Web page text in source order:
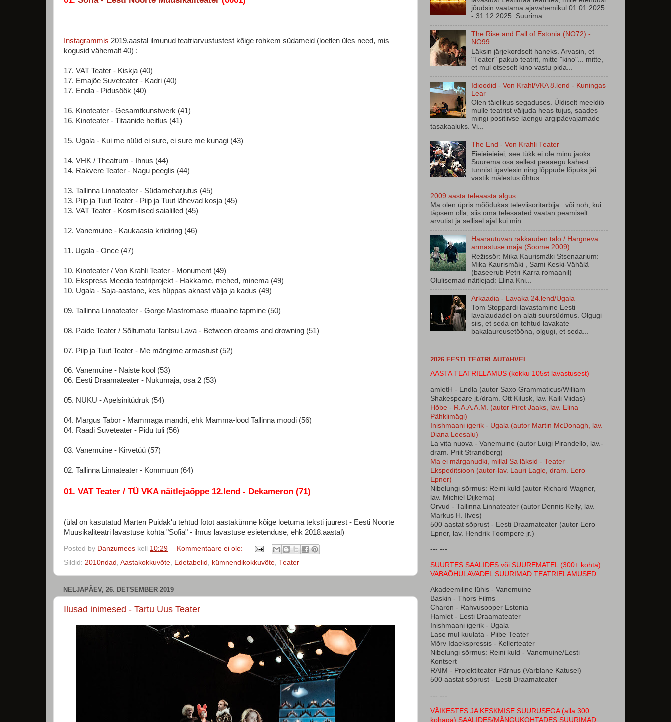
Instagrammis 2019.aastal ilmunud teatriarvustustest kõige rohkem südameid (loetlen üles need, mis
kogusid vähemalt 40) :
17. VAT Teater - Kiskja (40)
17. Emajõe Suveteater - Kadri (40)
17. Endla - Pidusöök (40)
16. Kinoteater - Gesamtkunstwerk (41)
16. Kinoteater - Titaanide heitlus (41)
15. Ugala - Kui me nüüd ei sure, ei sure me kunagi (43)
14. VHK / Theatrum - Ihnus (44)
14. Rakvere Teater - Nagu peeglis (44)
13. Tallinna Linnateater - Südameharjutus (45)
13. Piip ja Tuut Teater - Piip ja Tuut lähevad kosja (45)
13. VAT Teater - Kosmilised saialilled (45)
12. Vanemuine - Kaukaasia kriidiring (46)
11. Ugala - Once (47)
10. Kinoteater / Von Krahli Teater - Monument (49)
10. Ekspress Meedia teatriprojekt - Hakkame, mehed, minema (49)
10. Ugala - Saja-aastane, kes hüppas aknast välja ja kadus (49)
09. Tallinna Linnateater - Gorge Mastromase rituaalne tapmine (50)
08. Paide Teater / Sõltumatu Tantsu Lava - Between dreams and drowning (51)
07. Piip ja Tuut Teater - Me mängime armastust (52)
06. Vanemuine - Naiste kool (53)
06. Eesti Draamateater - Nukumaja, osa 2 (53)
05. NUKU - Apelsinitüdruk (54)
04. Margus Tabor - Mammaga mandri, ehk Mamma-lood Tallinna moodi (56)
04. Raadi Suveteater - Pidu tuli (56)
03. Vanemuine - Kirvetüü (57)
02. Tallinna Linnateater - Kommuun (64)
01. VAT Teater / TÜ VKA näitlejaõppe 12.lend - Dekameron (71)
(ülal on kasutatud Marten Puidak'u tehtud fotot aastakümne kõige loetuma teksti juurest - Eesti Noorte
Muusikaliteatri lavastuse kohta "Sofia" - ilmus lavastuse esietenduse, ehk 2018.aastal)
Posted by Danzumees kell 10:29
Kommentaare ei ole:
Sildid: 2010ndad Aastakokkuvõte Edetabelid kümnendikokkuvõte Teater
NELJAPÄEV, 26. DETSEMBER 2019
Ilusad inimesed - Tartu Uus Teater
jõudsin vaatama ajavahemikul 01.01.2025
- 31.12.2025. Suurima...
The Rise and Fall of Estonia (NO72) -
NO99
Läksin järjekordselt haneks. Arvasin, et
"Teater" pakub teatrit, mitte "kino"... mitte,
et mul otseselt kino vastu pida...
Idioodid - Von Krahl/VKA 8.lend - Kuningas
Lear
Olen täielikus segaduses. Üldiselt meeldib
mulle teatrist väljuda heas tujus, saades
mingi positiivse laengu argipäevajamade
tasakaaluks. Vi...
The End - Von Krahli Teater
Eieieieieiei, see tükk ei ole minu jaoks.
Suurema osa sellest peaaegu kahest
tunnist igavlesin ning lõppude lõpuks jäi
vastik mälestus õhtus...
2009.aasta teleaasta algus
Ma olen üpris mõõdukas televiisoritarbija...või noh, kui
täpsem olla, siis oma telesaated vaatan peamiselt
arvutist ja sellisel ajal kui min...
Haarautuvan rakkauden talo / Hargneva
armastuse maja (Soome 2009)
Režissör: Mika Kaurismäki Stsenaarium:
Mika Kaurismäki , Sami Keski-Vähälä
(baseerub Petri Karra romaanil)
Olulisemad näitlejad: Elina Kni...
Arkaadia - Lavaka 24.lend/Ugala
Tom Stoppardi lavastamine Eesti
lavalaudadel on alati suursüdmus. Olgugi
siis, et seda on tehtud lavakate
bakalaureusetööna, olgugi, et seda...
2026 EESTI TEATRI AUTAHVEL
AASTA TEATRIELAMUS (kokku 105st lavastusest)
amletH - Endla (autor Saxo Grammaticus/William
Shakespeare jt./dram. Ott Kilusk, lav. Kaili Viidas)
Hõbe - R.A.A.A.M. (autor Piret Jaaks, lav. Elina
Pähklimägi)
Inishmaani igerik - Ugala (autor Martin McDonagh, lav.
Diana Leesalu)
La vita nuova - Vanemuine (autor Luigi Pirandello, lav.-
dram. Priit Strandberg)
Ma ei märganudki, millal Sa läksid - Teater
Ekspeditsioon (autor-lav. Lauri Lagle, dram. Eero
Epner)
Nibelungi sõrmus: Reini kuld (autor Richard Wagner,
lav. Michiel Dijkema)
Orvud - Tallinna Linnateater (autor Dennis Kelly, lav.
Markus H. Ilves)
500 aastat sõprust - Eesti Draamateater (autor Eero
Epner, lav. Hendrik Toompere jr.)
--- ---
SUURTES SAALIDES või SUUREMATEL (300+ kohta)
VABAÕHULAVADEL SUURIMAD TEATRIELAMUSED
Akadeemiline lühis - Vanemuine
Baskin - Thors Films
Charon - Rahvusooper Estonia
Hamlet - Eesti Draamateater
Inishmaani igerik - Ugala
Lase mul kuulata - Piibe Teater
Mõrv Idaekspressis - Kellerteater
Nibelungi sõrmus: Reini kuld - Vanemuine/Eesti
Kontsert
RAIM - Projektiteater Pärnus (Varblane Katusel)
500 aastat sõprust - Eesti Draamateater
--- ---
VÄIKESTES JA KESKMISE SUURUSEGA (alla 300
kohaga) SAALIDES/MÄNGUKOHTADES SUURIMAD